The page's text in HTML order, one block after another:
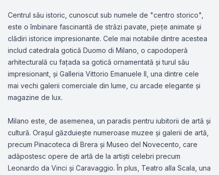
Centrul său istoric, cunoscut sub numele de "centro storico",
este o îmbinare fascinantă de străzi pavate, piețe animate și
clădiri istorice impresionante. Cele mai notabile dintre acestea
includ catedrala gotică Duomo di Milano, o capodoperă
arhitecturală cu fațada sa gotică ornamentată și turul său
impresionant, și Galleria Vittorio Emanuele II, una dintre cele
mai vechi galerii comerciale din lume, cu arcade elegante și
magazine de lux.
Milano este, de asemenea, un paradis pentru iubitorii de artă și
cultură. Orașul găzduiește numeroase muzee și galerii de artă,
precum Pinacoteca di Brera și Museo del Novecento, care
adăpostesc opere de artă de la artiști celebri precum
Leonardo da Vinci și Caravaggio. În plus, Teatro alla Scala, una